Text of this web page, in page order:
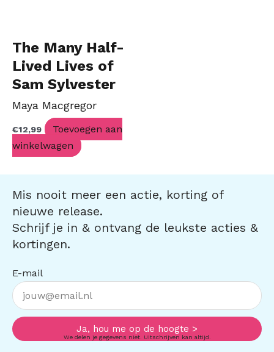
The Many Half-
Lived Lives of
Sam Sylvester
Maya Macgregor
€12,99
Toevoegen aan
winkelwagen
Mis nooit meer een actie, korting of
nieuwe release.
Schrijf je in & ontvang de leukste acties &
kortingen.
E-mail
Ja, hou me op de hoogte >
We delen je gegevens niet. Uitschrijven kan altijd.